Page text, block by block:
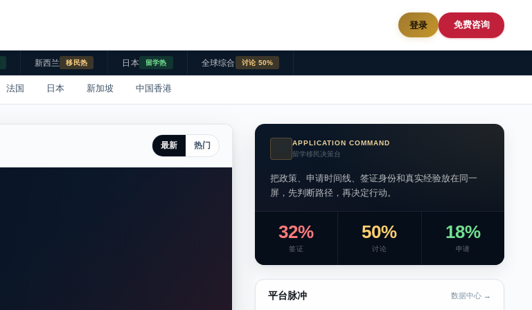
登录 免费咨询
新西兰 移民热 日本 留学热 全球综合 讨论 50%
法国 日本 新加坡 中国香港
最新 热门
APPLICATION COMMAND
留学移民决策台
把政策、申请时间线、签证身份和真实经验放在同一
屏，先判断路径，再决定行动。
32%
签证
50%
讨论
18%
申请
平台脉冲 数据中心 →